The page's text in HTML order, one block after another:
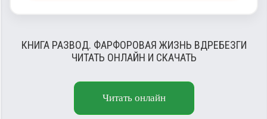
КНИГА РАЗВОД. ФАРФОРОВАЯ ЖИЗНЬ ВДРЕБЕЗГИ
ЧИТАТЬ ОНЛАЙН И СКАЧАТЬ
Читать онлайн